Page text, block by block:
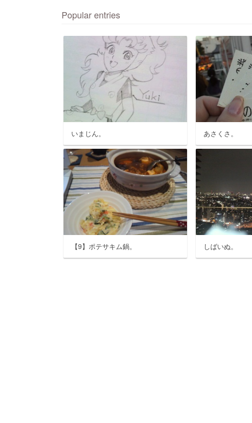
Popular entries
いまじん。 あさくさ。
【9】ポテサキム鍋。 しばいぬ。